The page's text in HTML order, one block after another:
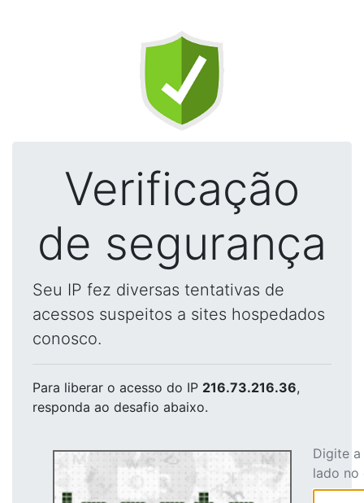
Verificação
de segurança
Seu IP fez diversas tentativas de
acessos suspeitos a sites hospedados
conosco.
Para liberar o acesso do IP 216.73.216.36,
responda ao desafio abaixo.
Digite
lado no